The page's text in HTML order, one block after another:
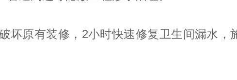
坏原有装修，2小时快速修复卫生间漏水，